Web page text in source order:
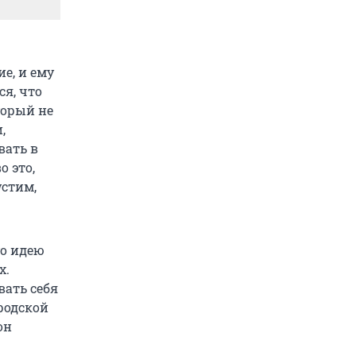
и ему
что
не
в
это,
идею
себя